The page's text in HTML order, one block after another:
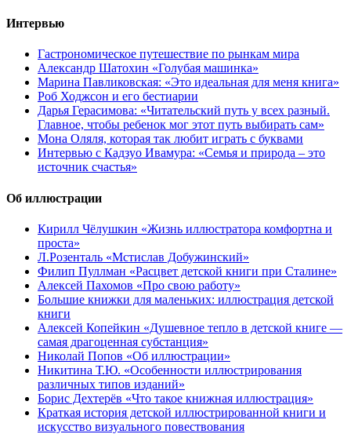
Интервью
Гастрономическое путешествие по рынкам мира
Александр Шатохин «Голубая машинка»
Марина Павликовская: «Это идеальная для меня книга»
Роб Ходжсон и его бестиарии
Дарья Герасимова: «Читательский путь у всех разный.
Главное, чтобы ребенок мог этот путь выбирать сам»
Мона Оляля, которая так любит играть с буквами
Интервью с Кадзуо Ивамура: «Семья и природа – это
источник счастья»
Об иллюстрации
Кирилл Чёлушкин «Жизнь иллюстратора комфортна и
проста»
Л.Розенталь «Мстислав Добужинский»
Филип Пуллман «Расцвет детской книги при Сталине»
Алексей Пахомов «Про свою работу»
Большие книжки для маленьких: иллюстрация детской
книги
Алексей Копейкин «Душевное тепло в детской книге —
самая драгоценная субстанция»
Николай Попов «Об иллюстрации»
Никитина Т.Ю. «Особенности иллюстрирования
различных типов изданий»
Борис Дехтерёв «Что такое книжная иллюстрация»
Краткая история детской иллюстрированной книги и
искусство визуального повествования